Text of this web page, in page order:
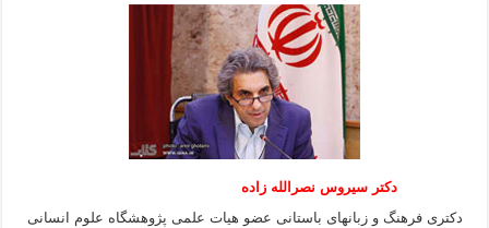
دکتر سیروس نصرالله زاده
دکتری فرهنگ و زبانهای باستانی عضو هیات علمی پژوهشگاه علوم انسانی